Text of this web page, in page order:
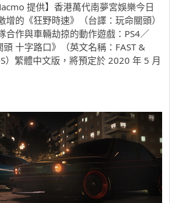
提供】香港萬代南夢宮娛樂今日
的《狂野時速》（台譯：玩命關頭）
合作與車輛劫掠的動作遊戲：PS4／
十字路口》（英文名稱：FAST &
）繁體中文版，將預定於 2020 年 5 月